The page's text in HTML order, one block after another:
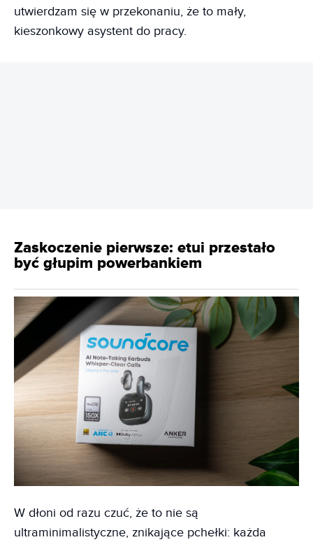
utwierdzam się w przekonaniu, że to mały,
kieszonkowy asystent do pracy.
Zaskoczenie pierwsze: etui przestało
być głupim powerbankiem
W dłoni od razu czuć, że to nie są
ultraminimalistyczne, znikające pchełki: każda